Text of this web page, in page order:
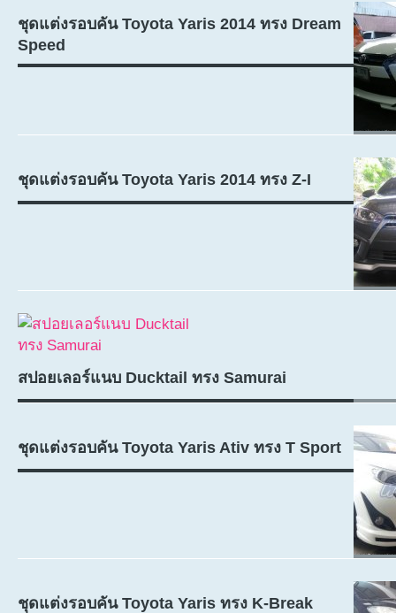
ชุดแต่งรอบคัน Toyota Yaris 2014 ทรง Dream
Speed
ชุดแต่งรอบคัน Toyota Yaris 2014 ทรง Z-I
สปอยเลอร์แนบ Ducktail ทรง Samurai
ชุดแต่งรอบคัน Toyota Yaris Ativ ทรง T Sport
ชุดแต่งรอบคัน Toyota Yaris ทรง K-Break